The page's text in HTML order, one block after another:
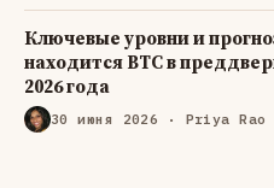
Ключевые уровни и
находится BTC в
2026 года
30 июня 2026 · Priya Rao